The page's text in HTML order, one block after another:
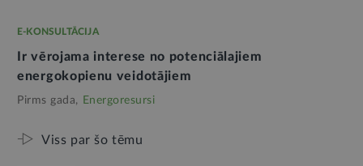
E-KONSULTĀCIJA
Ir vērojama interese no potenciālajiem
energokopienu veidotājiem
Pirms gada, Energoresursi
Viss par šo tēmu